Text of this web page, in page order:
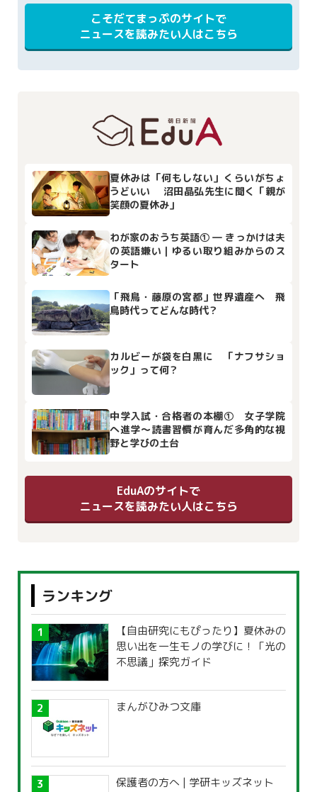
こそだてまっぷのサイトで
ニュースを読みたい人はこちら
夏休みは「何もしない」くらいがちょ
うどいい 沼田晶弘先生に聞く「親が
笑顔の夏休み」
わが家のおうち英語① ― きっかけは夫
の英語嫌い｜ゆるい取り組みからのス
タート
「飛鳥・藤原の宮都」世界遺産へ 飛
鳥時代ってどんな時代？
カルビーが袋を白黒に 「ナフサショ
ック」って何？
中学入試・合格者の本棚① 女子学院
へ進学～読書習慣が育んだ多角的な視
野と学びの土台
EduAのサイトで
ニュースを読みたい人はこちら
ランキング
【自由研究にもぴったり】夏休みの
思い出を一生モノの学びに！「光の
不思議」探究ガイド
まんがひみつ文庫
保護者の方へ | 学研キッズネット